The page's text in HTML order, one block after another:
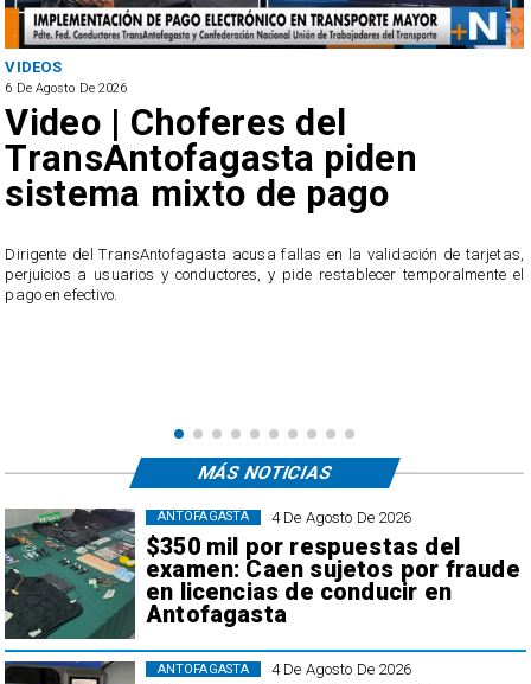
VIDEOS
6 De Agosto De 2026
Video | Choferes del
TransAntofagasta piden
sistema mixto de pago
​Dirigente del TransAntofagasta acusa fallas en la validación de tarjetas,
perjuicios a usuarios y conductores, y pide restablecer temporalmente el
pago en efectivo.
4 De Agosto De 2026
$350 mil por respuestas del
examen: Caen sujetos por fraude
en licencias de conducir en
Antofagasta
ANTOFAGASTA
4 De Agosto De 2026
ANTOFAGASTA
MÁS NOTICIAS